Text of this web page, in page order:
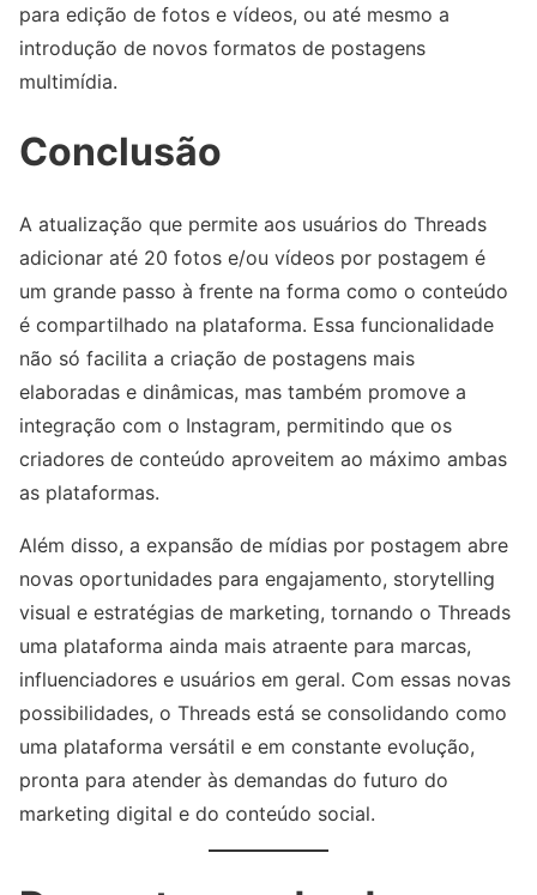
para edição de fotos e vídeos, ou até mesmo a
introdução de novos formatos de postagens
multimídia.
Conclusão
A atualização que permite aos usuários do Threads
adicionar até 20 fotos e/ou vídeos por postagem é
um grande passo à frente na forma como o conteúdo
é compartilhado na plataforma. Essa funcionalidade
não só facilita a criação de postagens mais
elaboradas e dinâmicas, mas também promove a
integração com o Instagram, permitindo que os
criadores de conteúdo aproveitem ao máximo ambas
as plataformas.
Além disso, a expansão de mídias por postagem abre
novas oportunidades para engajamento, storytelling
visual e estratégias de marketing, tornando o Threads
uma plataforma ainda mais atraente para marcas,
influenciadores e usuários em geral. Com essas novas
possibilidades, o Threads está se consolidando como
uma plataforma versátil e em constante evolução,
pronta para atender às demandas do futuro do
marketing digital e do conteúdo social.